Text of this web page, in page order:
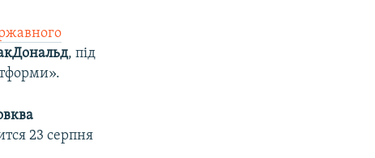
, під
23 серпня